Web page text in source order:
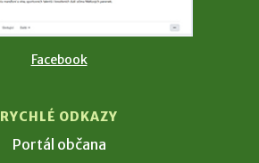
Facebook
RYCHLÉ ODKAZY
Portál občana